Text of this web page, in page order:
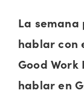
La
hablar con
Good
hablar en